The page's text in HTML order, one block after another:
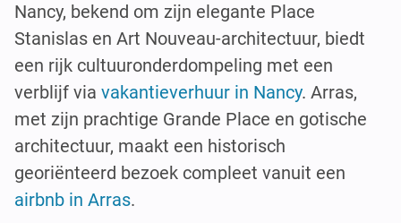
Nancy, bekend om zijn elegante Place
Stanislas en Art Nouveau-architectuur, biedt
een rijk cultuuronderdompeling met een
verblijf via vakantieverhuur in Nancy. Arras,
met zijn prachtige Grande Place en gotische
architectuur, maakt een historisch
georiënteerd bezoek compleet vanuit een
airbnb in Arras.